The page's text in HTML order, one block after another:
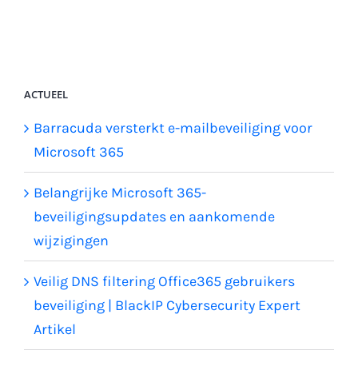
ACTUEEL
Barracuda versterkt e-mailbeveiliging voor
Microsoft 365
Belangrijke Microsoft 365-
beveiligingsupdates en aankomende
wijzigingen
Veilig DNS filtering Office365 gebruikers
beveiliging | BlackIP Cybersecurity Expert
Artikel